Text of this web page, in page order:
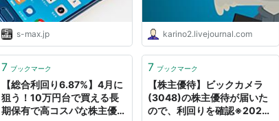
s-max.jp karino2.livejournal.com
7 ブックマーク
【総合利回り6.87%】4月に
狙う！10万円台で買える長
期保有で高コスパな株主優待
7 ブックマーク
【株主優待】ビックカメラ
(3048)の株主優待が届いた
ので、利回りを確認※2022